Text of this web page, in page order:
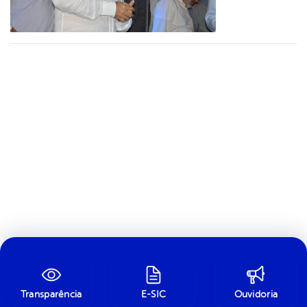
Transparência E-SIC Ouvidoria